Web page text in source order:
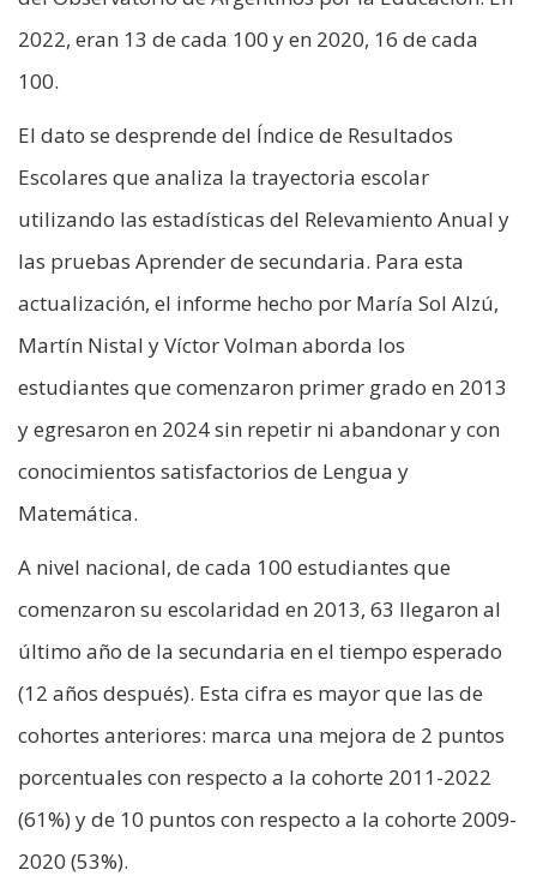
2022, eran 13 de cada 100 y en 2020, 16 de cada
100.
El dato se desprende del Índice de Resultados
Escolares que analiza la trayectoria escolar
utilizando las estadísticas del Relevamiento Anual y
las pruebas Aprender de secundaria. Para esta
actualización, el informe hecho por María Sol Alzú,
Martín Nistal y Víctor Volman aborda los
estudiantes que comenzaron primer grado en 2013
y egresaron en 2024 sin repetir ni abandonar y con
conocimientos satisfactorios de Lengua y
Matemática.
A nivel nacional, de cada 100 estudiantes que
comenzaron su escolaridad en 2013, 63 llegaron al
último año de la secundaria en el tiempo esperado
(12 años después). Esta cifra es mayor que las de
cohortes anteriores: marca una mejora de 2 puntos
porcentuales con respecto a la cohorte 2011-2022
(61%) y de 10 puntos con respecto a la cohorte 2009-
2020 (53%).